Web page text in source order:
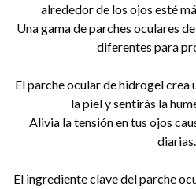
alrededor de los ojos esté
Una gama de parches oculares
diferentes para
El parche ocular de hidrogel crea
la piel y sentirás la
Alivia la tensión en tus ojos
diarias.
El ingrediente clave del parche